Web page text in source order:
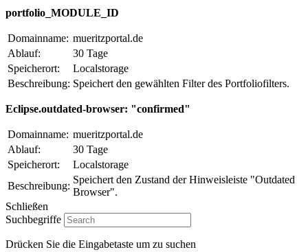
portfolio_MODULE_ID
Domainname: mueritzportal.de
Ablauf:
30 Tage
Speicherort:
Localstorage
Beschreibung: Speichert den gewählten Filter des Portfoliofilters.
Eclipse.outdated-browser: "confirmed"
Domainname: mueritzportal.de
Ablauf:
30 Tage
Speicherort:
Localstorage
Beschreibung:
Speichert den Zustand der Hinweisleiste "Outdated
Browser".
Schließen
Suchbegriffe
Drücken Sie die Eingabetaste um zu suchen